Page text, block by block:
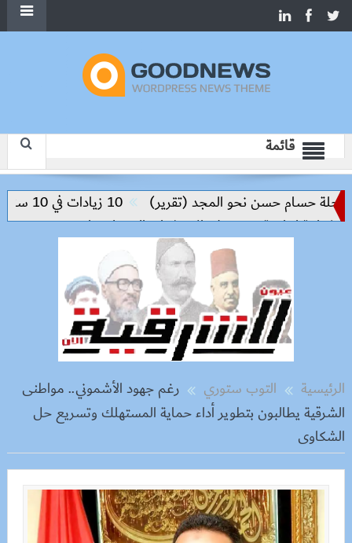
قائمة
حسام حسن نحو المجد (تقرير)
10 زيادات في 10 سنوات.. هل حان الوقت لرفع دعم البنزين نهائيا؟
ترتكز على الاستثمار والتكنولوجيا
الرئيسية التوب ستوري
رغم جهود الأشموني.. مواطنى
الشرقية يطالبون بتطوير أداء حماية المستهلك وتسريع حل
الشكاوى